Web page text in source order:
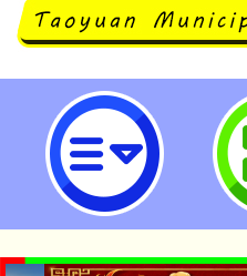
配合政府政策宣
年成長 環境-桃